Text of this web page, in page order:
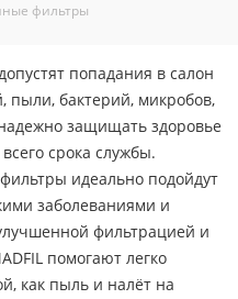
фильтры
попадания в салон
пыли, бактерий, микробов,
защищать здоровье
срока службы.
идеально подойдут
заболеваниями и
фильтрацией и
помогают легко
как пыль и налёт на